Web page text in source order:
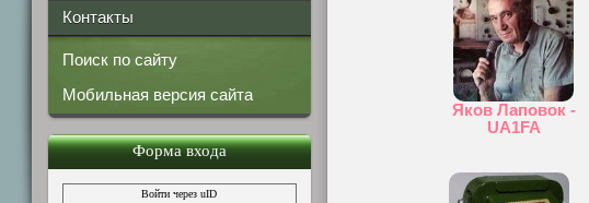
Яков Лаповок -
UA1FA
Контакты
Поиск по сайту
Мобильная версия сайта
Форма входа
Войти через uID